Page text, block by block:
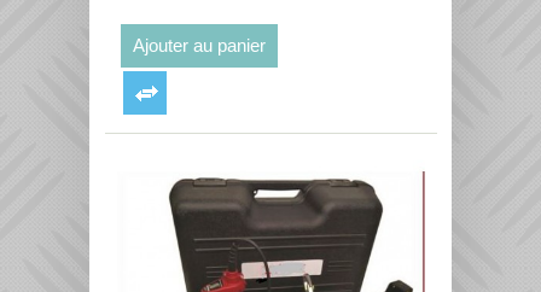
Ajouter au panier